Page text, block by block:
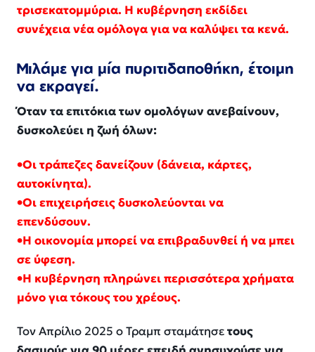
τρισεκατομμύρια. Η κυβέρνηση εκδίδει
συνέχεια νέα ομόλογα για να καλύψει τα κενά.
Μιλάμε για μία πυριτιδαποθήκη, έτοιμη
να εκραγεί.
Όταν τα επιτόκια των ομολόγων ανεβαίνουν,
δυσκολεύει η ζωή όλων:
•Οι τράπεζες δανείζουν (δάνεια, κάρτες,
αυτοκίνητα).
•Οι επιχειρήσεις δυσκολεύονται να
επενδύσουν.
•Η οικονομία μπορεί να επιβραδυνθεί ή να μπει
σε ύφεση.
•Η κυβέρνηση πληρώνει περισσότερα χρήματα
μόνο για τόκους του χρέους.
Τον Απρίλιο 2025 ο Τραμπ σταμάτησετους